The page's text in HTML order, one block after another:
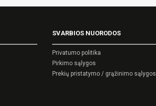
SVARBIOS NUORODOS
Privatumo politika
Pirkimo sąlygos
Prekių pristatymo / grąžinimo sąlygos